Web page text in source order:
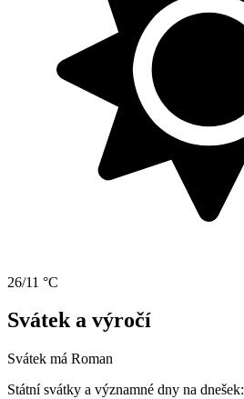
26/11 °C
Svátek a výročí
Svátek má Roman
Státní svátky a významné dny na dnešek: